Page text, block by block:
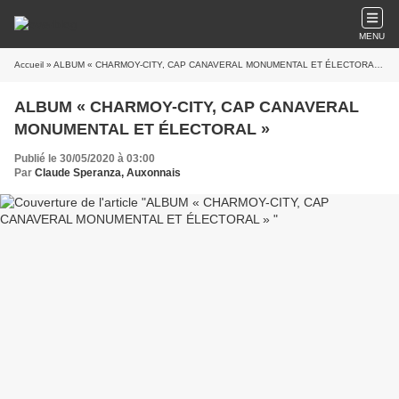
MENU
Accueil » ALBUM « CHARMOY-CITY, CAP CANAVERAL MONUMENTAL ET ÉLECTORAL »
ALBUM « CHARMOY-CITY, CAP CANAVERAL
MONUMENTAL ET ÉLECTORAL »
Publié le 30/05/2020 à 03:00
Par Claude Speranza, Auxonnais